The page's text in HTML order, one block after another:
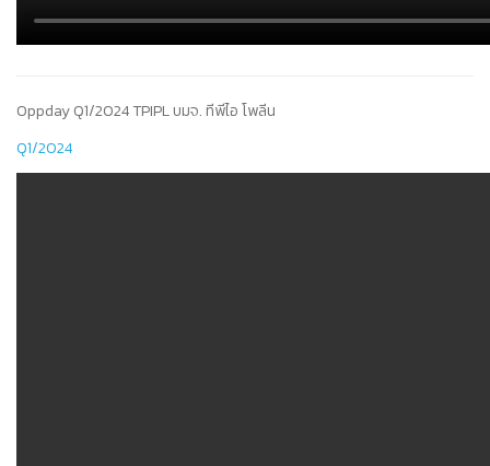
Oppday Q1/2024 TPIPL บมจ. ทีพีไอ โพลีน
Q1/2024